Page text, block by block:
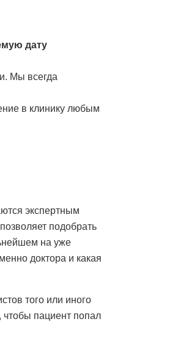
дату
Мы всегда
в клинику любым
экспертным
подобрать
на уже
доктора и какая
того или иного
чтобы пациент попал